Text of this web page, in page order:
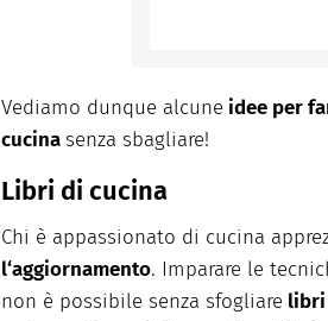
Vediamo dunque alcune idee per
cucinasenza sbagliare!
Libri di cucina
Chi è appassionato di cucina
l‘aggiornamento. Imparare le
non è possibile senza sfogliare libri